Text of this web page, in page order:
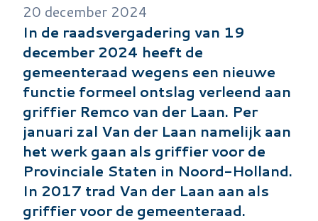
20 december 2024
In de raadsvergadering van 19
december 2024 heeft de
gemeenteraad wegens een nieuwe
functie formeel ontslag verleend aan
griffier Remco van der Laan. Per
januari zal Van der Laan namelijk aan
het werk gaan als griffier voor de
Provinciale Staten in Noord-Holland.
In 2017 trad Van der Laan aan als
griffier voor de gemeenteraad.